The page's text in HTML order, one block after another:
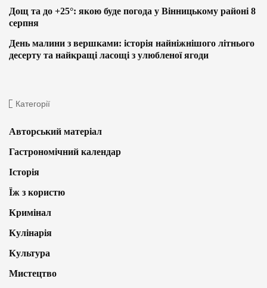
Дощ та до +25°: якою буде погода у Вінницькому районі 8
серпня
День малини з вершками: історія найніжнішого літнього
десерту та найкращі ласощі з улюбленої ягоди
Категорії
Авторський матеріал
Гастрономічний календар
Історія
Їж з користю
Кримінал
Кулінарія
Культура
Мистецтво